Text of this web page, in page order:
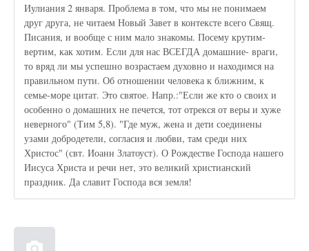
Иулиания 2 января. Проблема в том, что мы не понимаем
друг друга, не читаем Новый Завет в контексте всего Свящ.
Писания, и вообще с ним мало знакомы. Посему крутим-
вертим, как хотим. Если для нас ВСЕГДА домашние- враги,
то вряд ли мы успешно возрастаем духовно и находимся на
правильном пути. Об отношении человека к ближним, к
семье-море цитат. Это святое. Напр.:"Если же кто о своих и
особенно о домашних не печется, тот отрекся от веры и хуже
неверного" (Тим 5,8). "Где муж, жена и дети соединены
узами добродетели, согласия и любви, там среди них
Христос" (свт. Иоанн Златоуст). О Рождестве Господа нашего
Иисуса Христа и речи нет, это великий христианский
праздник. Да славит Господа вся земля!